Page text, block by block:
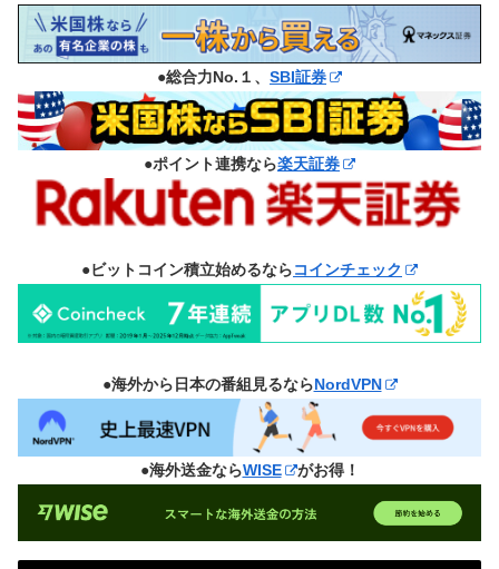
●総合力No.１、 SBI証券
●ポイント連携なら楽天証券
●ビットコイン積立始めるならコインチェック
●海外から日本の番組見るならNordVPN
●海外送金ならWISE がお得！